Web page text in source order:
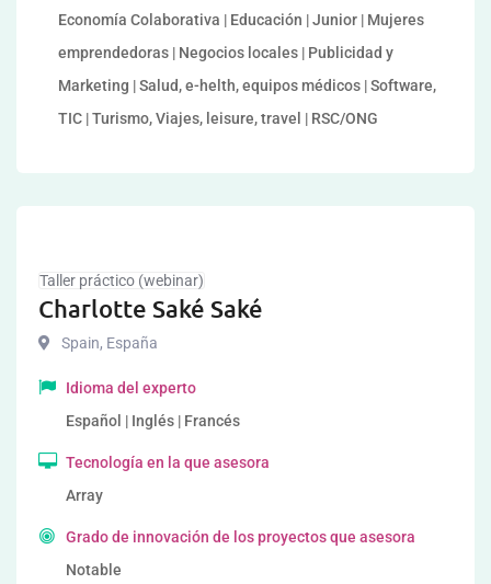
Economía Colaborativa | Educación | Junior | Mujeres
emprendedoras | Negocios locales | Publicidad y
Marketing | Salud, e-helth, equipos médicos | Software,
TIC | Turismo, Viajes, leisure, travel | RSC/ONG
Taller práctico (webinar)
Charlotte Saké Saké
Spain, España
Idioma del experto
Español | Inglés | Francés
Tecnología en la que asesora
Array
Grado de innovación de los proyectos que asesora
Notable